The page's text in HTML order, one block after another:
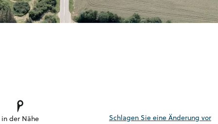
in der Nähe Schlagen Sie eine Änderung vor